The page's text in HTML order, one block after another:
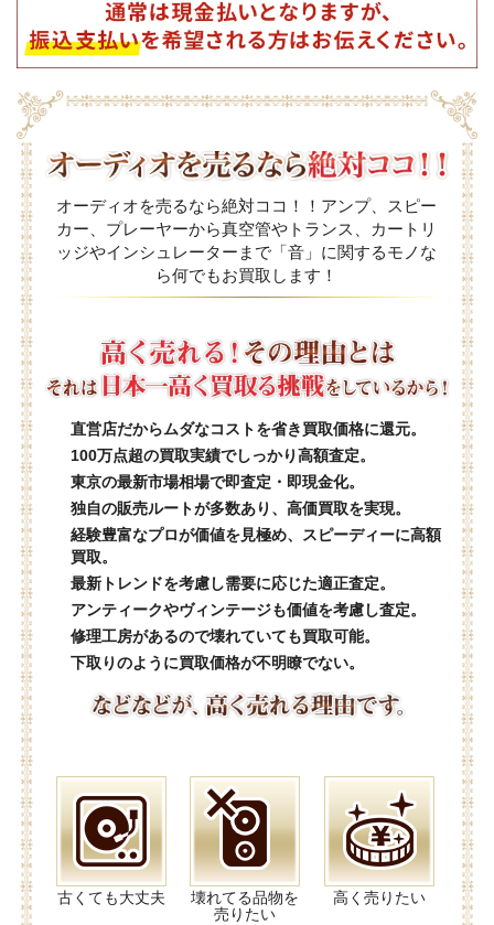
オーディオを売るなら絶対ココ！！アンプ、スピー
カー、プレーヤーから真空管やトランス、カートリ
ッジやインシュレーターまで「音」に関するモノな
ら何でもお買取します！
直営店だからムダなコストを省き買取価格に還元。
100万点超の買取実績でしっかり高額査定。
東京の最新市場相場で即査定・即現金化。
独自の販売ルートが多数あり、高価買取を実現。
経験豊富なプロが価値を見極め、スピーディーに高額
買取。
最新トレンドを考慮し需要に応じた適正査定。
アンティークやヴィンテージも価値を考慮し査定。
修理工房があるので壊れていても買取可能。
下取りのように買取価格が不明瞭でない。
古くても大丈夫
壊れてる品物を
売りたい
高く売りたい